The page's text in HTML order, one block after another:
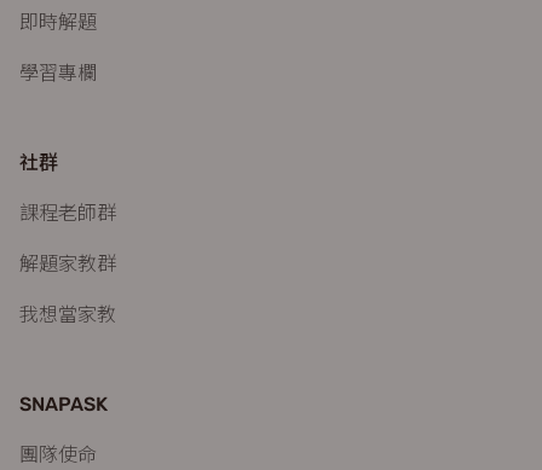
即時解題
學習專欄
社群
課程老師群
解題家教群
我想當家教
SNAPASK
團隊使命